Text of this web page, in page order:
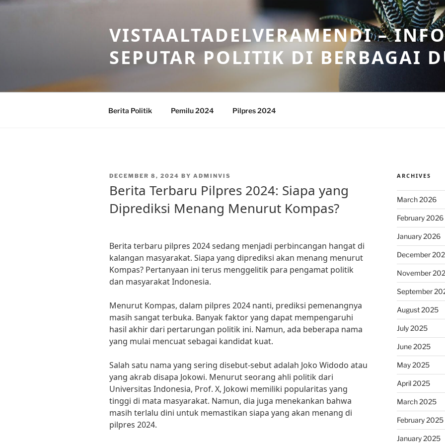
Skip
VISTAALTADELVERAMENDI –
SEPUTAR POLITIK DI BERBAGAI
Berita Politik Pemilu 2024 Pilpres 2024
POSTED
DECEMBER 8, 2024 BY ADMINVIS
Berita Terbaru Pilpres 2024: Siapa yang
Diprediksi Menang Menurut Kompas?
Berita terbaru pilpres 2024 sedang menjadi perbincangan hangat di
kalangan masyarakat. Siapa yang diprediksi akan menang menurut
Kompas? Pertanyaan ini terus menggelitik para pengamat politik
dan masyarakat Indonesia.
Menurut Kompas, dalam pilpres 2024 nanti, prediksi pemenangnya
masih sangat terbuka. Banyak faktor yang dapat mempengaruhi
hasil akhir dari pertarungan politik ini. Namun, ada beberapa nama
yang mulai mencuat sebagai kandidat kuat.
Salah satu nama yang sering disebut-sebut adalah Joko Widodo atau
yang akrab disapa Jokowi. Menurut seorang ahli politik dari
Universitas Indonesia, Prof. X, Jokowi memiliki popularitas yang
tinggi di mata masyarakat. Namun, dia juga menekankan bahwa
masih terlalu dini untuk memastikan siapa yang akan menang di
pilpres 2024.
ARCHIVES
March 2026
February 2026
January 2026
December
November
September
August 2025
July 2025
June 2025
May 2025
April 2025
March 2025
February 2025
January 2025